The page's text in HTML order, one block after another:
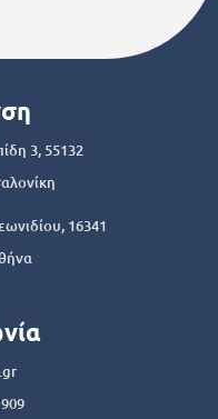
3, 55132
16341